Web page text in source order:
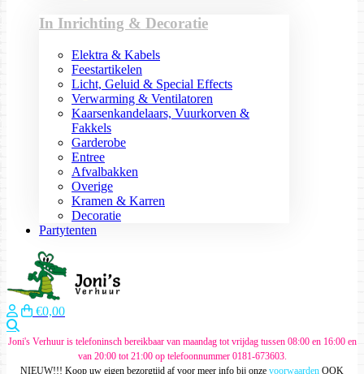
In Inrichting & Decoratie
Elektra & Kabels
Feestartikelen
Licht, Geluid & Special Effects
Verwarming & Ventilatoren
Kaarsenkandelaars, Vuurkorven &
Fakkels
Garderobe
Entree
Afvalbakken
Overige
Kramen & Karren
Decoratie
Partytenten
€0,00
Joni's Verhuur is telefoninsch bereikbaar van maandag tot vrijdag tussen 08:00 en 16:00 en
van 20:00 tot 21:00 op telefoonnummer 0181-673603.
NIEUW!!! Koop uw eigen bezorgtijd af voor meer info bij onze voorwaarden OOK